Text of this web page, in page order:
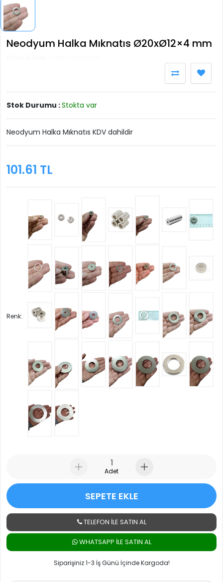
Neodyum Halka Mıknatıs Ø20xØ12×4 mm
Stok Durumu :Stokta var
Neodyum Halka Mıknatıs KDV dahildir
101.61 TL
Renk:
Adet
SEPETE EKLE
TELEFON İLE SATIN AL
WHATSAPP ILE SATIN AL
Siparişiniz 1-3 İş Günü İçinde Kargoda!